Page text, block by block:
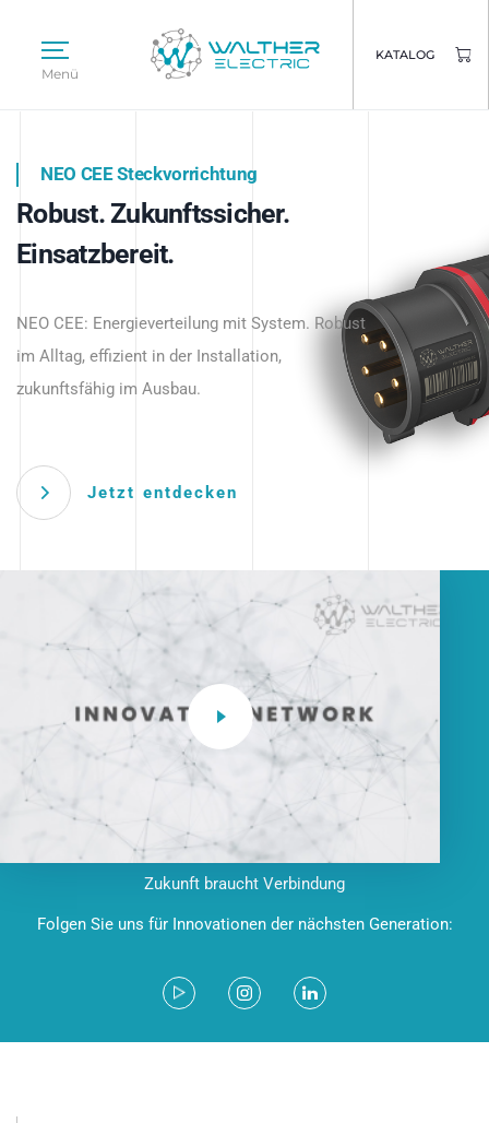
Menü
KATALOG
Intelligente Stromverteilung
beginnt hier.
NEO CEE Steckvorrichtung
Robust. Zukunftssicher.
Einsatzbereit.
NEO CEE: Energieverteilung mit System. Robust
im Alltag, effizient in der Installation,
zukunftsfähig im Ausbau.
Jetzt entdecken
Intelligenz trifft Energie.
Anwendungen – robust, IP-geschützt und
zukunftsfähig.
Zukunft braucht Verbindung
Folgen Sie uns für Innovationen der nächsten Generation: